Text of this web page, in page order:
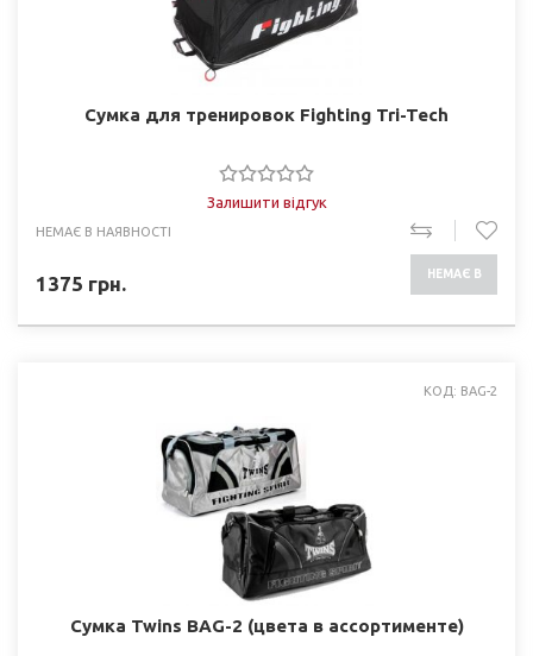
Сумка для тренировок Fighting Tri-Tech
Залишити відгук
НЕМАЄ В НАЯВНОСТІ
1375 грн. НЕМАЄ В
КОД: BAG-2
Сумка Twins BAG-2 (цвета в ассортименте)